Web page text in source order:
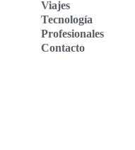
Viajes
Tecnología
Profesionales
Contacto